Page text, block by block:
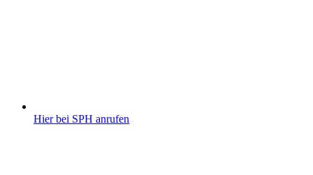
Hier bei SPH anrufen